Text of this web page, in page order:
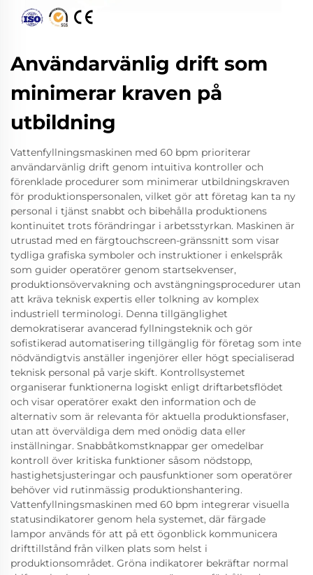
Användarvänlig drift som
minimerar kraven på
utbildning
Vattenfyllningsmaskinen med 60 bpm prioriterar
användarvänlig drift genom intuitiva kontroller och
förenklade procedurer som minimerar utbildningskraven
för produktionspersonalen, vilket gör att företag kan ta ny
personal i tjänst snabbt och bibehålla produktionens
kontinuitet trots förändringar i arbetsstyrkan. Maskinen är
utrustad med en färgtouchscreen-gränssnitt som visar
tydliga grafiska symboler och instruktioner i enkelspråk
som guider operatörer genom startsekvenser,
produktionsövervakning och avstängningsprocedurer utan
att kräva teknisk expertis eller tolkning av komplex
industriell terminologi. Denna tillgänglighet
demokratiserar avancerad fyllningsteknik och gör
sofistikerad automatisering tillgänglig för företag som inte
nödvändigtvis anställer ingenjörer eller högt specialiserad
teknisk personal på varje skift. Kontrollsystemet
organiserar funktionerna logiskt enligt driftarbetsflödet
och visar operatörer exakt den information och de
alternativ som är relevanta för aktuella produktionsfaser,
utan att överväldiga dem med onödig data eller
inställningar. Snabbåtkomstknappar ger omedelbar
kontroll över kritiska funktioner såsom nödstopp,
hastighetsjusteringar och pausfunktioner som operatörer
behöver vid rutinmässig produktionshantering.
Vattenfyllningsmaskinen med 60 bpm integrerar visuella
statusindikatorer genom hela systemet, där färgade
lampor används för att på ett ögonblick kommunicera
drifttillstånd från vilken plats som helst i
produktionsområdet. Gröna indikatorer bekräftar normal